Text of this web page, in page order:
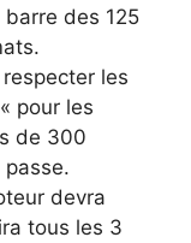
des 125
les
pour les
de 300
passe.
devra
tous les 3